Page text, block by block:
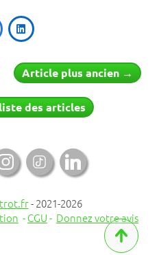

Article plus ancien→
des articles

- 2021-2026
-CGU- Donnez votre avis